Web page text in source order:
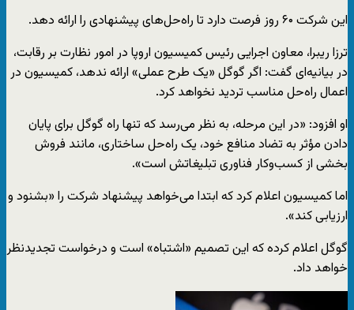
این شرکت ۶۰ روز فرصت دارد تا راه‌حل‌های پیشنهادی را ارائه دهد.
ترزا ریبرا، معاون اجرایی رئیس کمیسیون اروپا در امور نظارت بر رقابت،
در بیانیه‌ای گفت: اگر گوگل «یک طرح عملی» ارائه ندهد، کمیسیون در
اعمال راه‌حل مناسب تردید نخواهد کرد.
او افزود: «در این مرحله، به نظر می‌رسد که تنها راه گوگل برای پایان
دادن مؤثر به تضاد منافع خود، یک راه‌حل ساختاری، مانند فروش
بخشی از کسب‌وکار فناوری تبلیغاتش است».
اما کمیسیون اعلام کرد که ابتدا می‌خواهد پیشنهاد شرکت را «بشنود و
ارزیابی کند».
گوگل اعلام کرده که این تصمیم «اشتباه» است و درخواست تجدیدنظر
خواهد داد.